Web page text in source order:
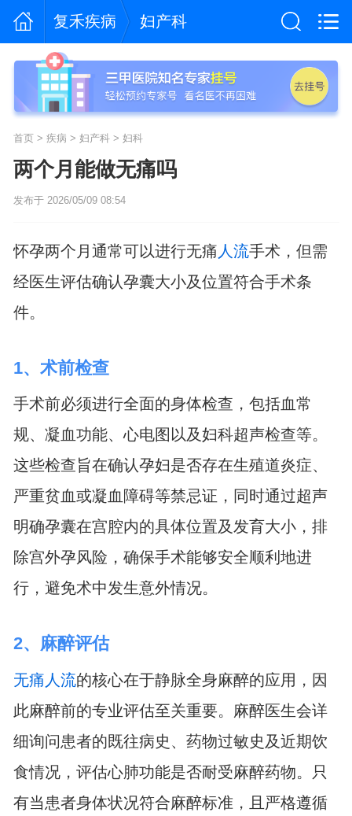
复禾疾病 妇产科
首页> 疾病 > 妇产科> 妇科
两个月能做无痛吗
发布于 2026/05/09 08:54
怀孕两个月通常可以进行无痛 人流手术，但需
经医生评估确认孕囊大小及位置符合手术条
件。
1、术前检查
手术前必须进行全面的身体检查，包括血常
规、凝血功能、心电图以及妇科超声检查等。
这些检查旨在确认孕妇是否存在生殖道炎症、
严重贫血或凝血障碍等禁忌证，同时通过超声
明确孕囊在宫腔内的具体位置及发育大小，排
除宫外孕风险，确保手术能够安全顺利地进
行，避免术中发生意外情况。
2、麻醉评估
无痛人流的核心在于静脉全身麻醉的应用，因
此麻醉前的专业评估至关重要。麻醉医生会详
细询问患者的既往病史、药物过敏史及近期饮
食情况，评估心肺功能是否耐受麻醉药物。只
有当患者身体状况符合麻醉标准，且严格遵循